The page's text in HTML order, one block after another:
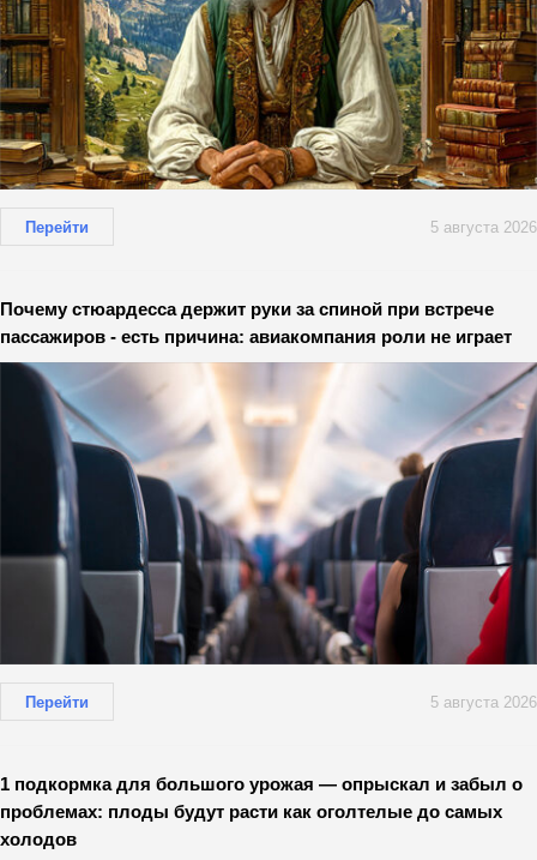
Перейти 5 августа 2026
Почему стюардесса держит руки за спиной при встрече
пассажиров - есть причина: авиакомпания роли не играет
Перейти 5 августа 2026
1 подкормка для большого урожая — опрыскал и забыл о
проблемах: плоды будут расти как оголтелые до самых
холодов